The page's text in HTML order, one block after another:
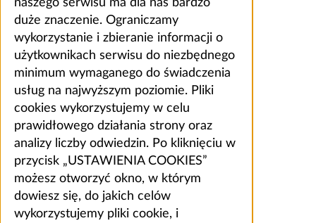
naszego serwisu ma dla nas bardzo
duże znaczenie. Ograniczamy
wykorzystanie i zbieranie informacji o
użytkownikach serwisu do niezbędnego
minimum wymaganego do świadczenia
usług na najwyższym poziomie. Pliki
cookies wykorzystujemy w celu
prawidłowego działania strony oraz
analizy liczby odwiedzin. Po kliknięciu w
przycisk „USTAWIENIA COOKIES”
możesz otworzyć okno, w którym
dowiesz się, do jakich celów
wykorzystujemy pliki cookie, i